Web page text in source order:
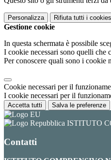
Personalizza Rifiuta tutti i cookies
Gestione cookie
In questa schermata è possibile
I cookie necessari sono quelli che
Per conoscere quali sono i cookie
Cookie necessari per il
I cookie necessari per il
Accetta tutti Salva le preferenze
ISTITUTO
Contatti